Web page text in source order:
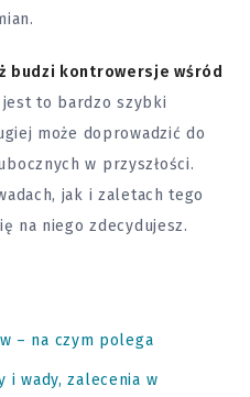
budzi kontrowersje wśród
to bardzo szybki
może doprowadzić do
w przyszłości.
jak i zaletach tego
na niego zdecydujesz.
– na czym polega
i wady, zalecenia w